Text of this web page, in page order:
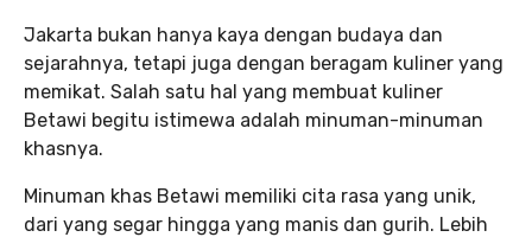
Jakarta bukan hanya kaya dengan budaya dan
sejarahnya, tetapi juga dengan beragam kuliner yang
memikat. Salah satu hal yang membuat kuliner
Betawi begitu istimewa adalah minuman-minuman
khasnya.
Minuman khas Betawi memiliki cita rasa yang unik,
dari yang segar hingga yang manis dan gurih. Lebih